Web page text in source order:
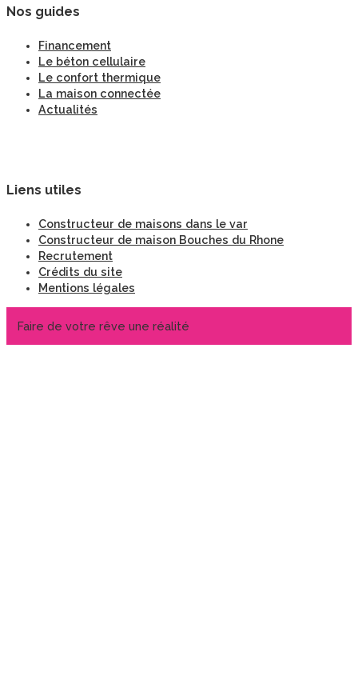
Nos guides
Financement
Le béton cellulaire
Le confort thermique
La maison connectée
Actualités
Liens utiles
Constructeur de maisons dans le var
Constructeur de maison Bouches du Rhone
Recrutement
Crédits du site
Mentions légales
Faire de votre rêve une réalité